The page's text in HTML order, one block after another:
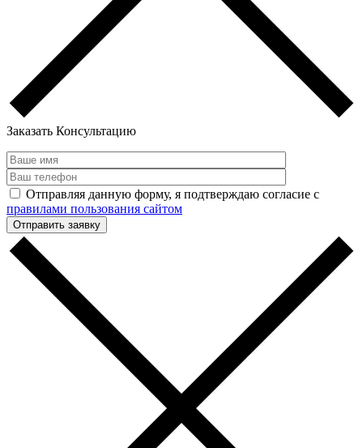
Заказать Консультацию
Отправляя данную форму, я подтверждаю согласие с
правилами пользования сайтом
Отправить заявку